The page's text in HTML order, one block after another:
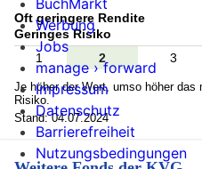
Oft geringere Rendite
Geringes Risiko
1
2 3
Je höher der Wert, umso höher
Risiko.
Stand: 04.07.2024
BuchMarkt
Werbung
Jobs
manage › forward
Impressum
Datenschutz
Barrierefreiheit
Nutzungsbedingungen